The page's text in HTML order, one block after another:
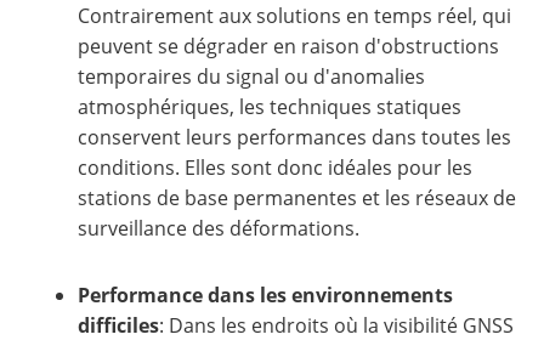
Contrairement aux solutions en temps réel, qui
peuvent se dégrader en raison d'obstructions
temporaires du signal ou d'anomalies
atmosphériques, les techniques statiques
conservent leurs performances dans toutes les
conditions. Elles sont donc idéales pour les
stations de base permanentes et les réseaux de
surveillance des déformations.
Performance dans les environnements
difficiles: Dans les endroits où la visibilité GNSS